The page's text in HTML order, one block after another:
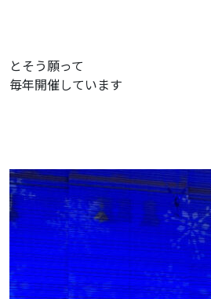
とそう願って
毎年開催しています